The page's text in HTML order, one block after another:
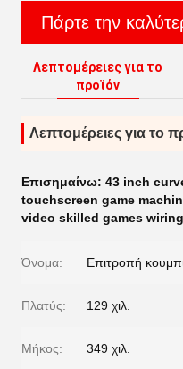
Πάρτε την
Λεπτομέρειες για το
προϊόν
Λεπτομέρειες για το
Επισημαίνω: 43 inch
touchscreen game
video skilled games
Όνομα: Επιτροπή
Πλατύς: 129 χιλ.
Μήκος: 349 χιλ.